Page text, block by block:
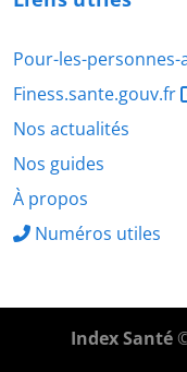
Pour-les-personnes-
Finess.sante.gouv.fr
Nos actualités
Nos guides
À propos
Numéros utiles
Index Santé©